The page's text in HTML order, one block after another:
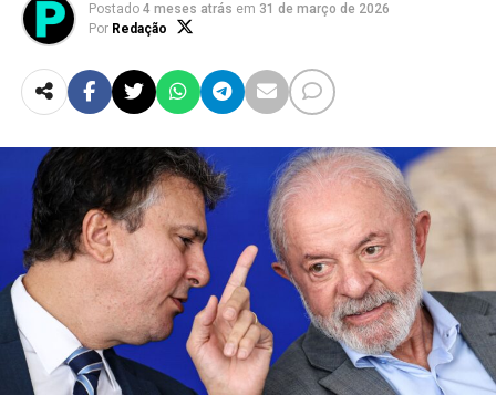
Postado 4 meses atrás em 31 de março de 2026
Por Redação